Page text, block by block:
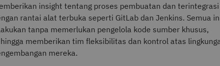
insight tentang proses pembuatan dan terintegrasi
rantai alat terbuka seperti GitLab dan Jenkins. Semua
tanpa memerlukan pengelola kode sumber khusus,
memberikan tim fleksibilitas dan kontrol atas
mereka.